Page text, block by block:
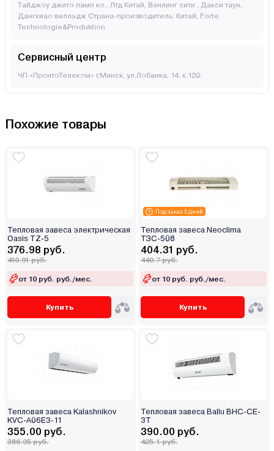
Тайджоу джито памп ко., Лтд Китай, Вэнлинг сити , Дакси таун,
Дангкиао виллэдж Страна-производитель: Китай, Forte
Technologie&Produktion
Сервисный центр
ЧП «ПронтоТелеком» г.Минск, ул.Лобанка, 14, к.120.
Похожие товары
Тепловая завеса электрическая
Oasis TZ-5
376.98 руб.
410.91 руб.
от 10 руб. руб./мес.
Купить
Под заказ 5 дней
Тепловая завеса Neoclima
ТЗС-508
404.31 руб.
440.7 руб.
от 10 руб. руб./мес.
Купить
Тепловая завеса Kalashnikov
KVC-A06E3-11
355.00 руб.
386.95 руб.
Тепловая завеса Ballu BHC-CE-
3T
390.00 руб.
425.1 руб.